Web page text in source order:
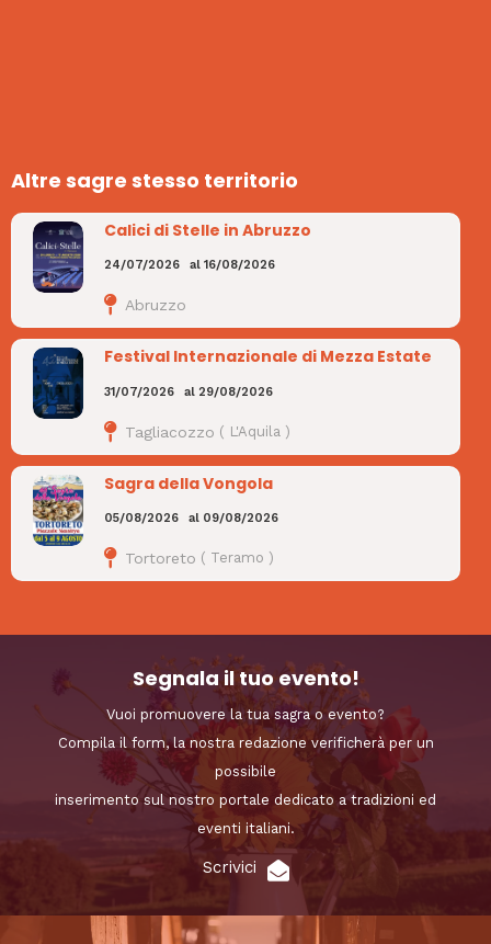
Altre sagre stesso territorio
Calici di Stelle in Abruzzo
24/07/2026 al16/08/2026
Abruzzo
Festival Internazionale di Mezza Estate
31/07/2026 al 29/08/2026
Tagliacozzo ( L'Aquila )
Sagra della Vongola
05/08/2026 al 09/08/2026
Tortoreto ( Teramo )
Segnala il tuo evento!
Vuoi promuovere la tua sagra o evento?
Compila il form, la nostra redazione verificherà per un
possibile
inserimento sul nostro portale dedicato a tradizioni ed
eventi italiani.
Scrivici